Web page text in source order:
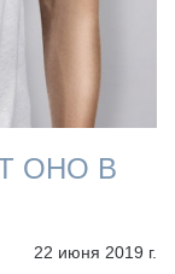
ОНО В
22 июня 2019 г.